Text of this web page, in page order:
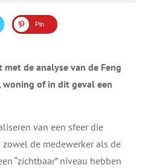
Pin
met de analyse van de Feng
of in dit geval een
van een sfeer die
de medewerker als de
“zichtbaar” niveau hebben